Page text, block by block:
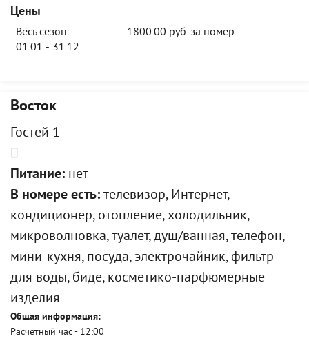
Цены
Весь сезон
01.01 - 31.12
1800.00 руб. за номер
Восток
Гостей 1
Питание: нет
В номере есть: телевизор, Интернет,
кондиционер, отопление, холодильник,
микроволновка, туалет, душ/ванная, телефон,
мини-кухня, посуда, электрочайник, фильтр
для воды, биде, косметико-парфюмерные
изделия
Общая информация:
Расчетный час - 12:00